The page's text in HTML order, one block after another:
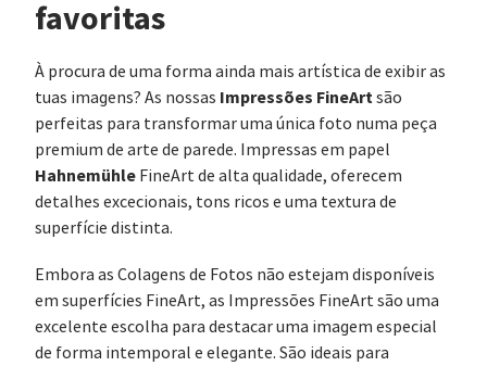
favoritas
À procura de uma forma ainda mais artística de exibir as
tuas imagens? As nossas Impressões FineArtsão
perfeitas para transformar uma única foto numa peça
premium de arte de parede. Impressas em papel
Hahnemühle FineArt de alta qualidade, oferecem
detalhes excecionais, tons ricos e uma textura de
superfície distinta.
Embora as Colagens de Fotos não estejam disponíveis
em superfícies FineArt, as Impressões FineArt são uma
excelente escolha para destacar uma imagem especial
de forma intemporal e elegante. São ideais para